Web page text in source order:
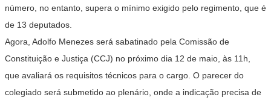
número, no entanto, supera o mínimo exigido pelo regimento, que é
de 13 deputados.
Agora, Adolfo Menezes será sabatinado pela Comissão de
Constituição e Justiça (CCJ) no próximo dia 12 de maio, às 11h,
que avaliará os requisitos técnicos para o cargo. O parecer do
colegiado será submetido ao plenário, onde a indicação precisa de